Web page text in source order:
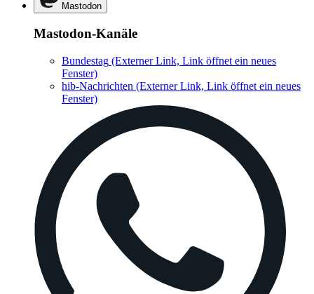
Mastodon
Mastodon-Kanäle
Bundestag (Externer Link, Link öffnet ein neues
Fenster)
hib-Nachrichten (Externer Link, Link öffnet ein neues
Fenster)